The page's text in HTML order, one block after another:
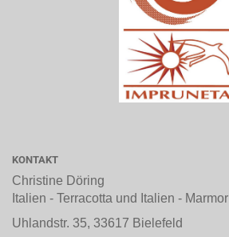
KONTAKT
Christine Döring
Italien - Terracotta und Italien - Marmor
Uhlandstr. 35, 33617 Bielefeld